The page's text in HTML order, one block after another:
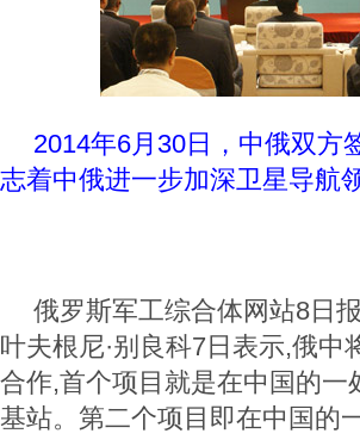
2014年6月30日，中俄双方
志着中俄进一步加深卫星导航
俄罗斯军工综合体网站8日
叶夫根尼·别良科7日表示,俄
合作,首个项目就是在中国的
基站。第二个项目即在中国的